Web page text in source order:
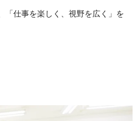
「仕事を楽しく、視野を広く」を